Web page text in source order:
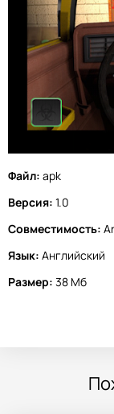
Файл: apk
Версия: 1.0
Совместимость:
Язык: Английский
Размер: 38 Мб